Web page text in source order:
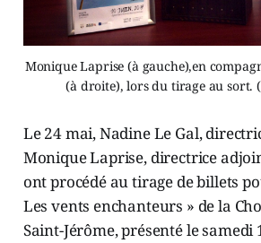
Monique Laprise (à gauche),en
(à droite), lors du tirage au sort.
Le 24 mai, Nadine Le Gal,
Monique Laprise, directrice
ont procédé au tirage de billets
Les vents enchanteurs » de la
Saint-Jérôme, présenté le samedi